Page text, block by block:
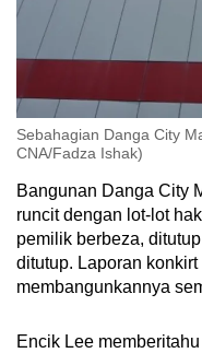
Sebahagian Danga City
CNA/Fadza Ishak)
Bangunan Danga City
runcit dengan lot-lot
pemilik berbeza,
ditutup. Laporan
membangunkannya
Encik Lee